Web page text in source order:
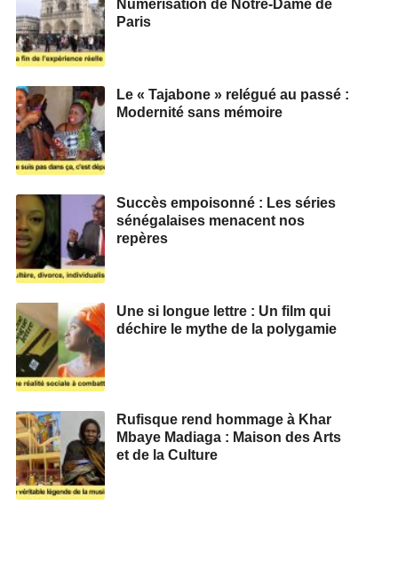
Numérisation de Notre-Dame de
Paris
Le « Tajabone » relégué au passé :
Modernité sans mémoire
Succès empoisonné : Les séries
sénégalaises menacent nos
repères
Une si longue lettre : Un film qui
déchire le mythe de la polygamie
Rufisque rend hommage à Khar
Mbaye Madiaga : Maison des Arts
et de la Culture